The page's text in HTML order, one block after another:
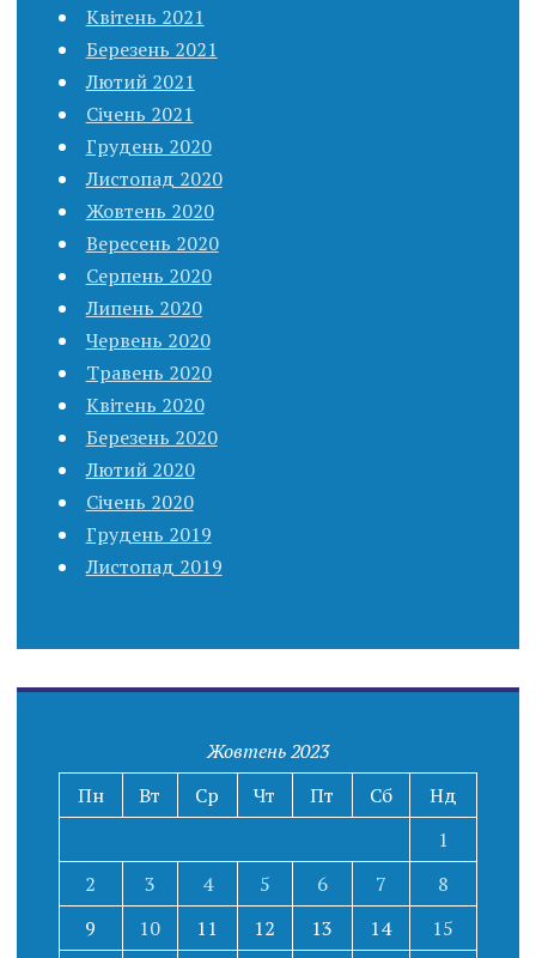
Квітень 2021
Березень 2021
Лютий 2021
Січень 2021
Грудень 2020
Листопад 2020
Жовтень 2020
Вересень 2020
Серпень 2020
Липень 2020
Червень 2020
Травень 2020
Квітень 2020
Березень 2020
Лютий 2020
Січень 2020
Грудень 2019
Листопад 2019
Жовтень 2023
Пн
Вт Ср Чт Пт Сб
Нд
1
2
3 4 5 6 7
8
9
10 11 12 13 14 15